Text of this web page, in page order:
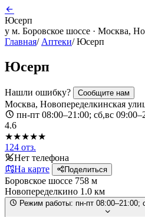
Юсерп
у м. Боровское шоссе · Москва,
Главная/ Аптеки/ Юсерп
Юсерп
Нашли ошибку? Сообщите нам
Москва, Новопеределкинская
пн-пт 08:00–21:00; сб,вс
4.6
★★★★★
124 отз.
Нет телефона
На карте
Поделиться
Боровское шоссе 758 м
Новопеределкино 1.0 км
Режим работы: пн-пт 08:00–21:00;